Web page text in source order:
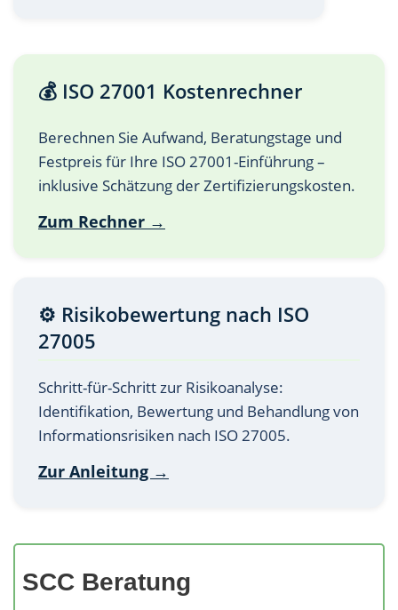
💰 ISO 27001 Kostenrechner
Berechnen Sie Aufwand, Beratungstage und
Festpreis für Ihre ISO 27001-Einführung –
inklusive Schätzung der Zertifizierungskosten.
Zum Rechner →
⚙️ Risikobewertung nach ISO
27005
Schritt-für-Schritt zur Risikoanalyse:
Identifikation, Bewertung und Behandlung von
Informationsrisiken nach ISO 27005.
Zur Anleitung →
SCC Beratung